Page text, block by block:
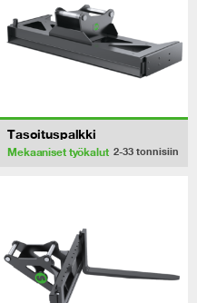
Tasoituspalkki
Mekaaniset työkalut 2-33 tonnisiin